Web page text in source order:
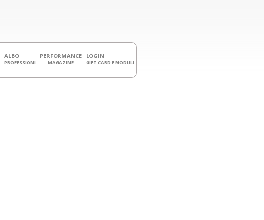
ALBO
PROFESSIONI
PERFORMANCE
MAGAZINE
LOGIN
GIFT CARD E MODULI